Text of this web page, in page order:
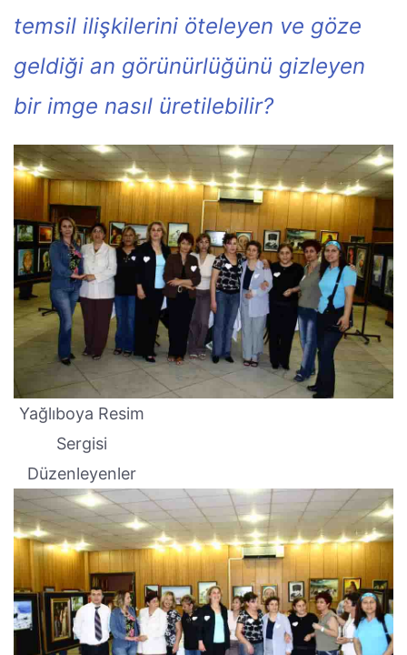
temsil ilişkilerini öteleyen ve göze
geldiği an görünürlüğünü gizleyen
bir imge nasıl üretilebilir?
Yağlıboya Resim
Sergisi
Düzenleyenler